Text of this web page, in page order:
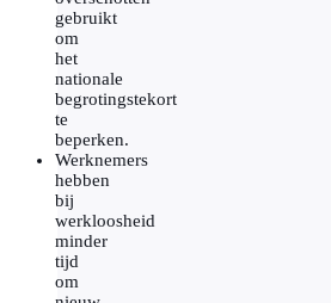
gebruikt
om
het
nationale
begrotingstekort
te
beperken.
Werknemers
hebben
bij
werkloosheid
minder
tijd
om